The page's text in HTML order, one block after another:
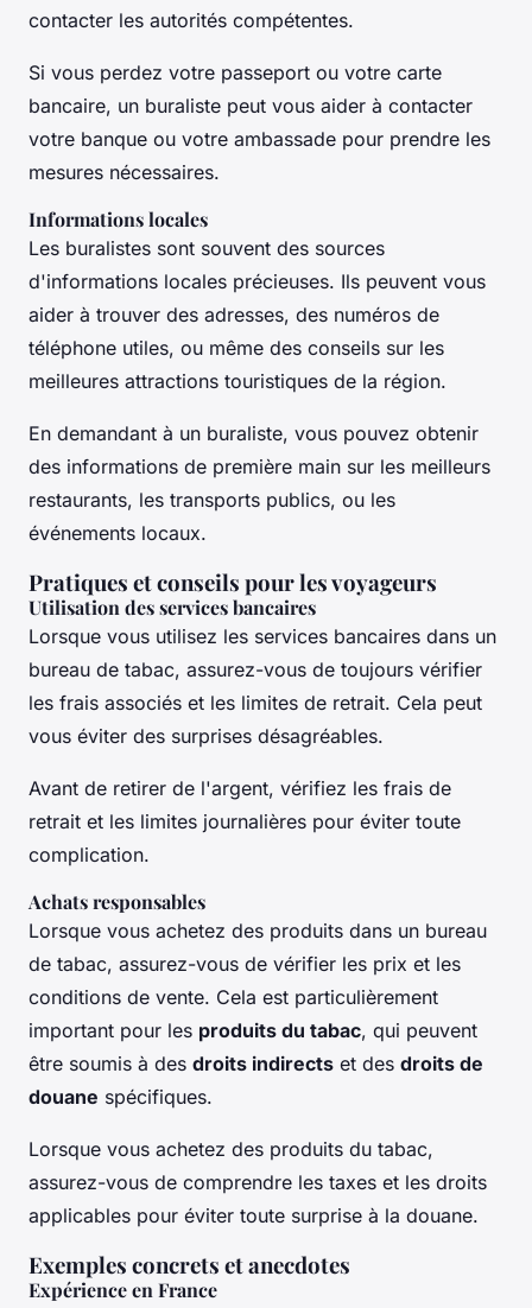
contacter les autorités compétentes.
Si vous perdez votre passeport ou votre carte
bancaire, un buraliste peut vous aider à contacter
votre banque ou votre ambassade pour prendre les
mesures nécessaires.
Informations locales
Les buralistes sont souvent des sources
d'informations locales précieuses. Ils peuvent vous
aider à trouver des adresses, des numéros de
téléphone utiles, ou même des conseils sur les
meilleures attractions touristiques de la région.
En demandant à un buraliste, vous pouvez obtenir
des informations de première main sur les meilleurs
restaurants, les transports publics, ou les
événements locaux.
Pratiques et conseils pour les voyageurs
Utilisation des services bancaires
Lorsque vous utilisez les services bancaires dans un
bureau de tabac, assurez-vous de toujours vérifier
les frais associés et les limites de retrait. Cela peut
vous éviter des surprises désagréables.
Avant de retirer de l'argent, vérifiez les frais de
retrait et les limites journalières pour éviter toute
complication.
Achats responsables
Lorsque vous achetez des produits dans un bureau
de tabac, assurez-vous de vérifier les prix et les
conditions de vente. Cela est particulièrement
important pour les produits du tabac, qui peuvent
être soumis à des droits indirects et des droits de
douane spécifiques.
Lorsque vous achetez des produits du tabac,
assurez-vous de comprendre les taxes et les droits
applicables pour éviter toute surprise à la douane.
Exemples concrets et anecdotes
Expérience en France